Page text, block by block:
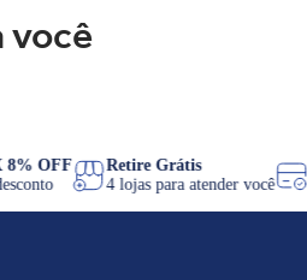
PIX 8% OFF
de desconto
Retire Grátis
4 lojas para atender você